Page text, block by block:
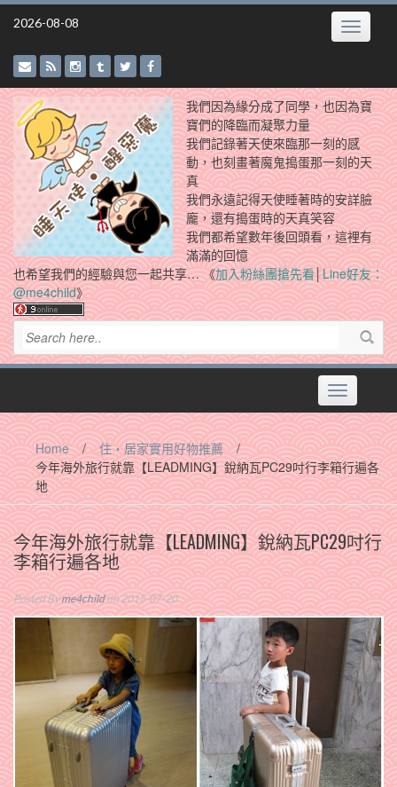
Skip
2026-08-08 Toggle
我們因為緣分成了同學，也因為寶
寶們的降臨而凝聚力量
我們記錄著天使來臨那一刻的感
動，也刻畫著魔鬼搗蛋那一刻的天
真
我們永遠記得天使睡著時的安詳臉
龐，還有搗蛋時的天真笑容
我們都希望數年後回頭看，這裡有
滿滿的回憶
也希望我們的經驗與您一起共享… 《加入粉絲團搶先看│Line好友：
@me4child》
Toggle
navigation
Home / 住‧居家實用好物推薦
/
今年海外旅行就靠【LEADMING】銳納瓦PC29吋行李箱行遍各
地
今年海外旅行就靠【LEADMING】銳納瓦PC29吋行
李箱行遍各地
Posted Byme4childon 2015-07-20